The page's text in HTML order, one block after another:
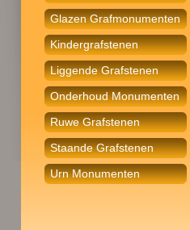
Glazen Grafmonumenten
Kindergrafstenen
Liggende Grafstenen
Onderhoud Monumenten
Ruwe Grafstenen
Staande Grafstenen
Urn Monumenten